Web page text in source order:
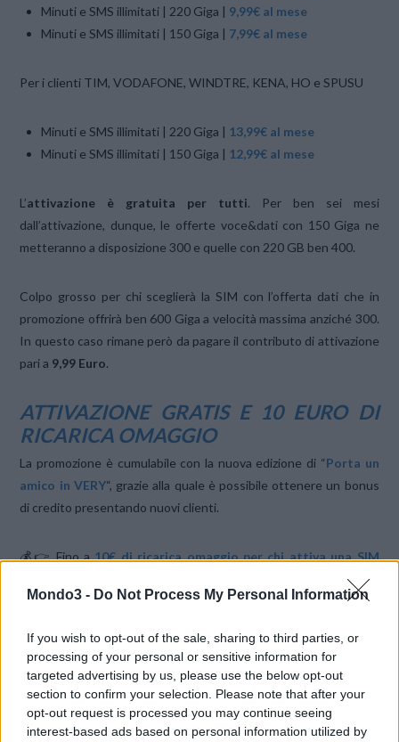
Mondo3 - Do Not Process My Personal Information
If you wish to opt-out of the sale, sharing to third parties, or
processing of your personal or sensitive information for
targeted advertising by us, please use the below opt-out
section to confirm your selection. Please note that after your
opt-out request is processed you may continue seeing
interest-based ads based on personal information utilized by
Minuti e SMS illimitati | 220 Giga | 9,99€ al mese
Minuti e SMS illimitati | 150 Giga | 7,99€ al mese
Per i clienti TIM, VODAFONE, WINDTRE, KENA, HO e SPUSU
Minuti e SMS illimitati | 220 Giga | 13,99€ al mese
Minuti e SMS illimitati | 150 Giga | 12,99€ al mese
L’attivazione è gratuita per tutti. Per ben sei mesi
dall’attivazione, dunque, le offerte voce&dati con 150 Giga ne
metteranno a disposizione 300 e quelle con 220 GB ben 400.
Colpo grosso per chi sceglierà la SIM con l’offerta dati che in
promozione offrirà ben 600 Giga a velocità massima anziché 300.
In questo caso rimane però da pagare il contributo di attivazione
pari a 9,99 Euro.
ATTIVAZIONE GRATIS E 10 EURO DI
RICARICA OMAGGIO
La promozione è cumulabile con la nuova edizione di “Porta un
amico in VERY“, grazie alla quale è possibile ottenere un bonus
di credito presentando nuovi clienti.
💰👉 Fino a10€ di ricarica omaggio per chi attiva una SIM
SG9A9U2Y
su
verymobile.it
ESTATE CON GIGA X2 PER I GIÀ
CLIENTI
Lapromo Giga X 2non è però riservata soltanto ai nuovi
clienti, ma èdisponibile anche per chi ha già una SIM VERY